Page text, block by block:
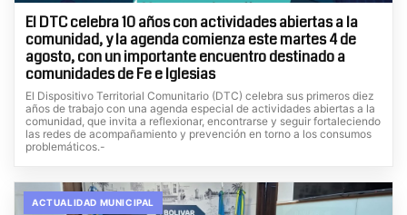
El DTC celebra 10 años con actividades abiertas a la
comunidad, y la agenda comienza este martes 4 de
agosto, con un importante encuentro destinado a
comunidades de Fe e Iglesias
El Dispositivo Territorial Comunitario (DTC) celebra sus primeros diez
años de trabajo con una agenda especial de actividades abiertas a la
comunidad, que invita a reflexionar, encontrarse y seguir fortaleciendo
las redes de acompañamiento y prevención en torno a los consumos
problemáticos.-
ACTUALIDAD MUNICIPAL